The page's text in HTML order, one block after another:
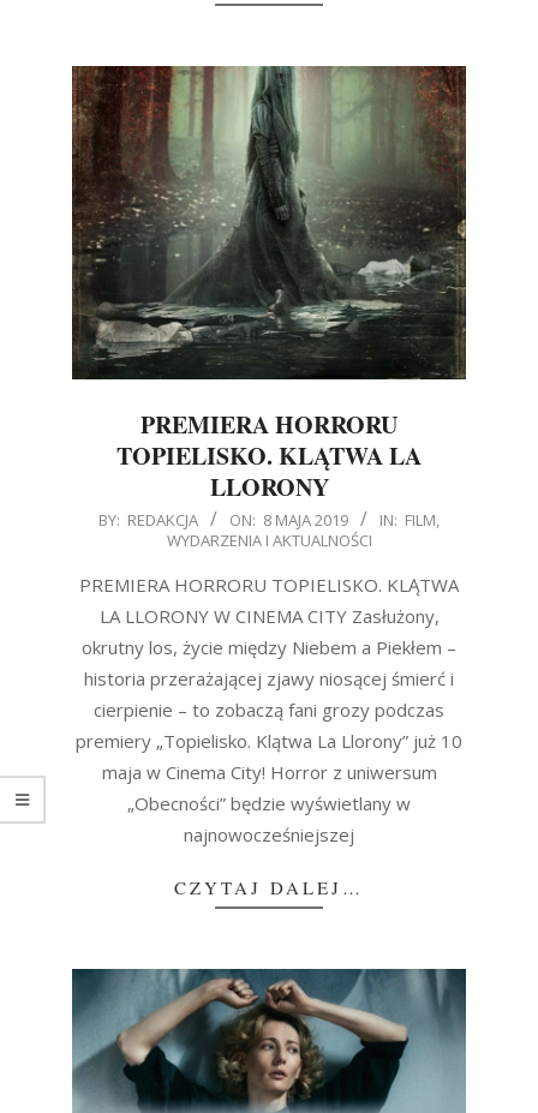
PREMIERA HORRORU
TOPIELISKO. KLĄTWA LA
LLORONY
2019-
08
BY: REDAKCJA ON: 8 MAJA 2019 IN: FILM,
WYDARZENIA I AKTUALNOŚCI
PREMIERA HORRORU TOPIELISKO. KLĄTWA
LA LLORONY W CINEMA CITY Zasłużony,
okrutny los, życie między Niebem a Piekłem –
historia przerażającej zjawy niosącej śmierć i
cierpienie – to zobaczą fani grozy podczas
premiery „Topielisko. Klątwa La Llorony” już 10
maja w Cinema City! Horror z uniwersum
„Obecności” będzie wyświetlany w
najnowocześniejszej
CZYTAJ DALEJ…